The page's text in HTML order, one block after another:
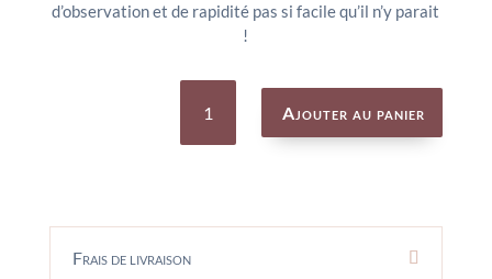
d’observation et de rapidité pas si facile qu’il n’y parait
!
quantité
JEUX
CARTES
Ajouter au panier
Frais de livraison